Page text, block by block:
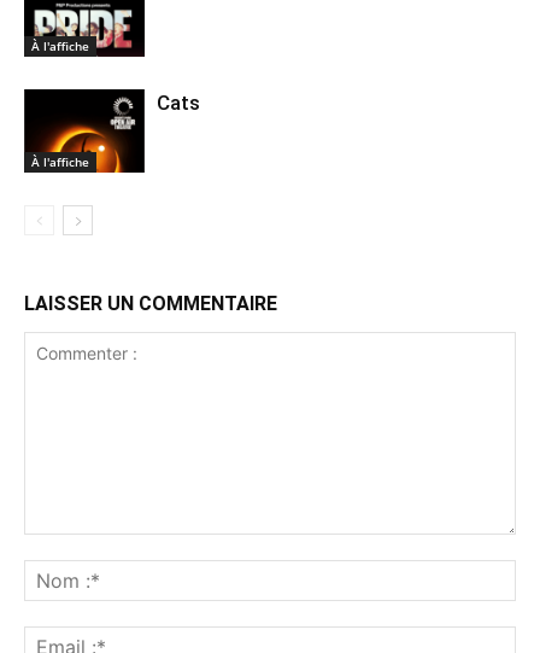
À l'affiche
À l'affiche
Cats
LAISSER UN COMMENTAIRE